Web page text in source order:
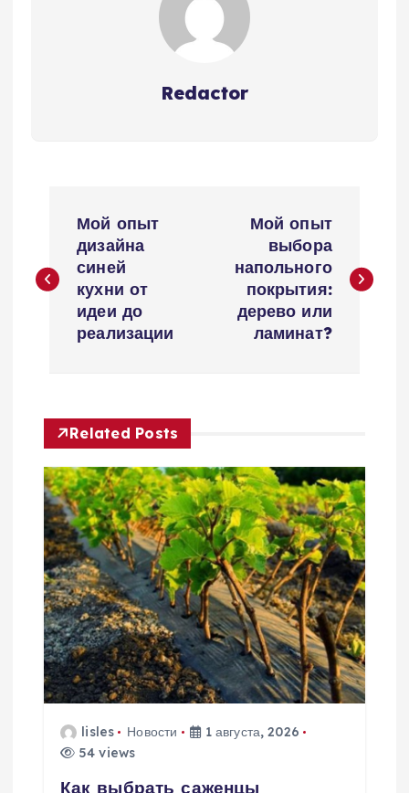
Redactor
в
а
ц
и
я
п
о
з
Мой опыт
дизайна
синей
кухни от
идеи до
реализации
Мой опыт
выбора
напольного
покрытия:
дерево или
ламинат?
Related Posts
lisles Новости
1 августа, 2026
54 views
Как выбрать саженцы